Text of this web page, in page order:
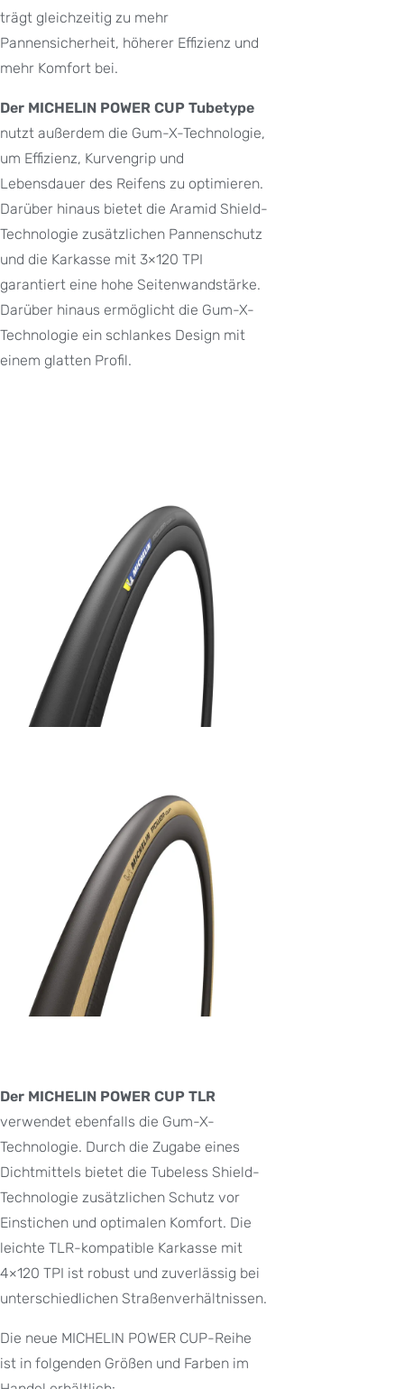
trägt gleichzeitig zu mehr
Pannensicherheit, höherer Effizienz und
mehr Komfort bei.
Der MICHELIN POWER CUP Tubetype
nutzt außerdem die Gum-X-Technologie,
um Effizienz, Kurvengrip und
Lebensdauer des Reifens zu optimieren.
Darüber hinaus bietet die Aramid Shield-
Technologie zusätzlichen Pannenschutz
und die Karkasse mit 3×120 TPI
garantiert eine hohe Seitenwandstärke.
Darüber hinaus ermöglicht die Gum-X-
Technologie ein schlankes Design mit
einem glatten Profil.
Der MICHELIN POWER CUP TLR
verwendet ebenfalls die Gum-X-
Technologie. Durch die Zugabe eines
Dichtmittels bietet die Tubeless Shield-
Technologie zusätzlichen Schutz vor
Einstichen und optimalen Komfort. Die
leichte TLR-kompatible Karkasse mit
4×120 TPI ist robust und zuverlässig bei
unterschiedlichen Straßenverhältnissen.
Die neue MICHELIN POWER CUP-Reihe
ist in folgenden Größen und Farben im